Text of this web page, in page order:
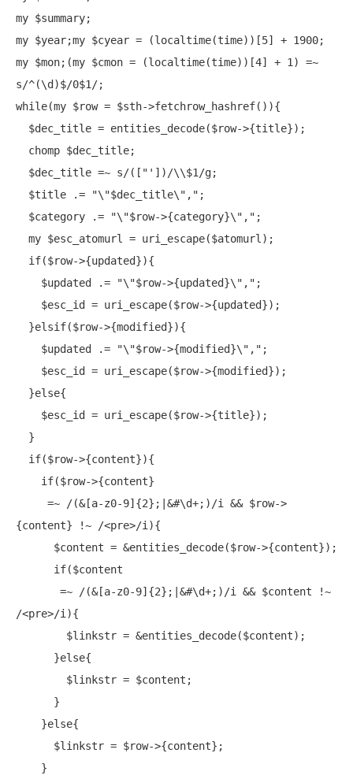
my
my $year;my $cyear = (localtime(time
my $mon;(my $cmon = (localtime(time))[4] + 1) =~
while(my $row = $sth->fetchrow_hashref()){
chomp $dec_title;
  $title .=
"\"$dec_title\"," ;
  $category .=
"\"$row->{category}\"," ;
my $esc_atomurl = uri_escape($atomurl);
if($row->{updated}){
    $updated .=
"\"$row->{updated}\"," ;
    $updated .=
"\"$row->{modified}\"," ;
if($row->{content}){
if($row->{content}
     =~ /(&[a-z0-9]{2};|&
#\d+;)/i && $row->
{content} !~ /<pre>/i){
if($content
       =~ /(&[a-z0-9]{2};|&
#\d+;)/i && $content !~
/<pre>/i){